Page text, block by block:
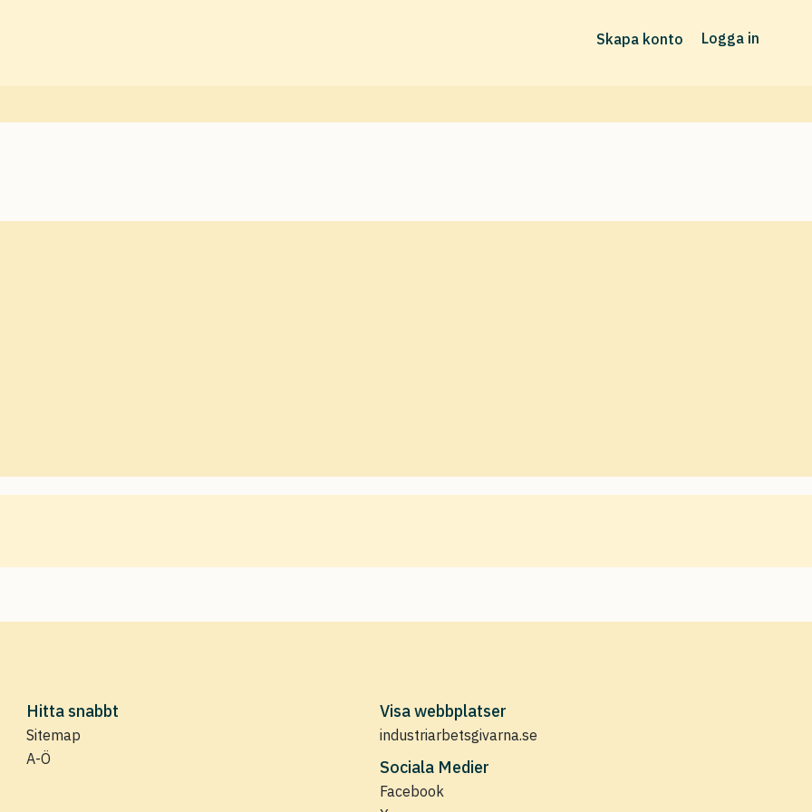
Skapa konto Logga in
Hitta snabbt
Sitemap
A-Ö
Visa webbplatser
industriarbetsgivarna.se
Sociala Medier
Facebook